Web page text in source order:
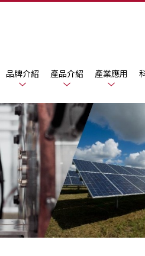
品牌介紹 產品介紹 產業應用